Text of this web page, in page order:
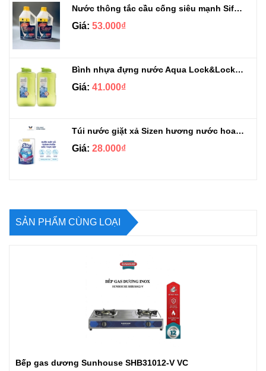
Nước thông tắc cầu cống siêu mạnh Sifa 1.4kg
Giá: 53.000₫
Bình nhựa đựng nước Aqua Lock&Lock 2.1L
Giá: 41.000₫
Túi nước giặt xả Sizen hương nước hoa 500 ml
Giá: 28.000₫
SẢN PHẨM CÙNG LOẠI
Bếp gas dương Sunhouse SHB31012-V VC